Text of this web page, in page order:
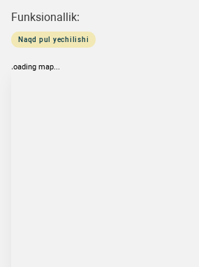
Funksionallik:
Naqd pul yechilishi
loading map...